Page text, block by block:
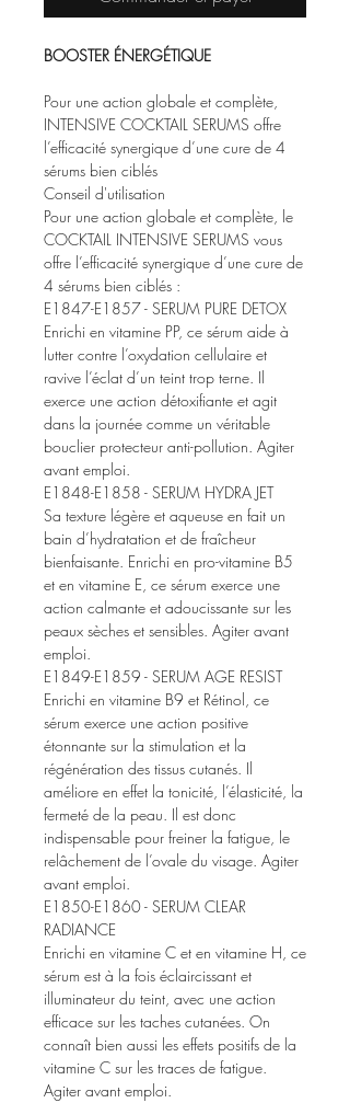
BOOSTER ÉNERGÉTIQUE
Pour une action globale et complète,
INTENSIVE COCKTAIL SERUMS offre
l’efficacité synergique d’une cure de 4
sérums bien ciblés
Conseil d'utilisation
Pour une action globale et complète, le
COCKTAIL INTENSIVE SERUMS vous
offre l’efficacité synergique d’une cure de
4 sérums bien ciblés :
E1847-E1857 - SERUM PURE DETOX
Enrichi en vitamine PP, ce sérum aide à
lutter contre l’oxydation cellulaire et
ravive l’éclat d’un teint trop terne. Il
exerce une action détoxifiante et agit
dans la journée comme un véritable
bouclier protecteur anti-pollution. Agiter
avant emploi.
E1848-E1858 - SERUM HYDRA JET
Sa texture légère et aqueuse en fait un
bain d’hydratation et de fraîcheur
bienfaisante. Enrichi en pro-vitamine B5
et en vitamine E, ce sérum exerce une
action calmante et adoucissante sur les
peaux sèches et sensibles. Agiter avant
emploi.
E1849-E1859 - SERUM AGE RESIST
Enrichi en vitamine B9 et Rétinol, ce
sérum exerce une action positive
étonnante sur la stimulation et la
régénération des tissus cutanés. Il
améliore en effet la tonicité, l’élasticité, la
fermeté de la peau. Il est donc
indispensable pour freiner la fatigue, le
relâchement de l’ovale du visage. Agiter
avant emploi.
E1850-E1860 - SERUM CLEAR
RADIANCE
Enrichi en vitamine C et en vitamine H, ce
sérum est à la fois éclaircissant et
illuminateur du teint, avec une action
efficace sur les taches cutanées. On
connaît bien aussi les effets positifs de la
vitamine C sur les traces de fatigue.
Agiter avant emploi.